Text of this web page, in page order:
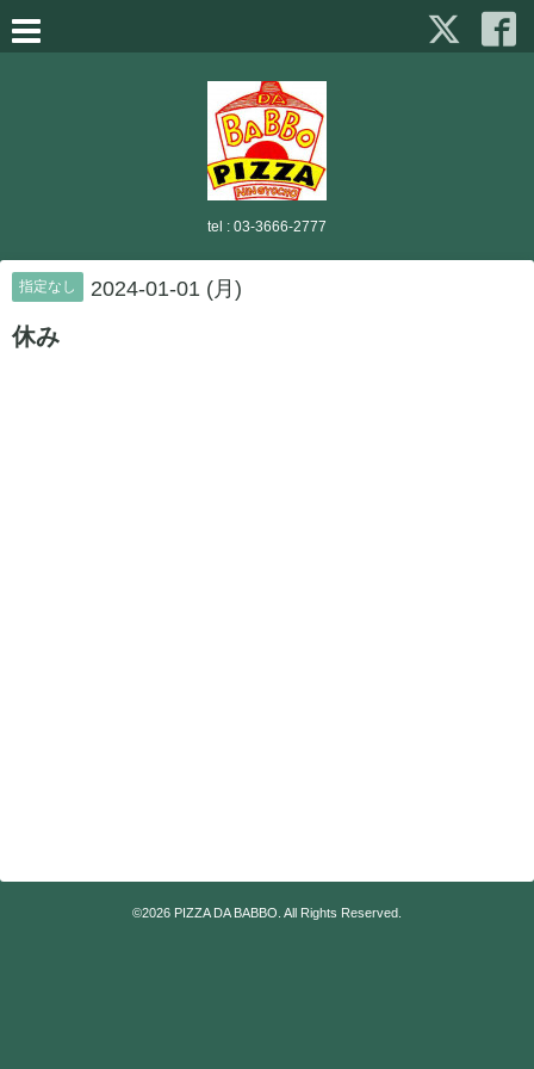
tel : 03-3666-2777
指定なし 2024-01-01 (月)
休み
©2026 PIZZA DA BABBO . All Rights Reserved.